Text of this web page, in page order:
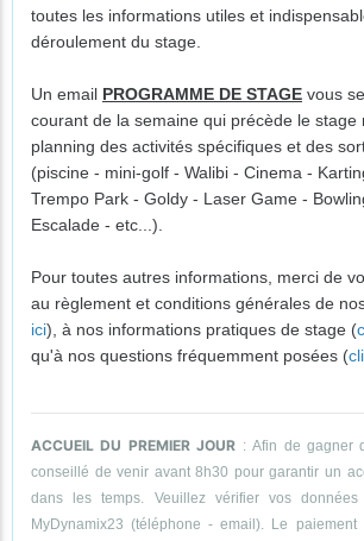
toutes les informations utiles et
déroulement du stage.
Un email PROGRAMME DE STAGE vous
courant de la semaine qui précède le stage
planning des activités spécifiques et des
(piscine - mini-golf - Walibi - Cinema -
Trempo Park - Goldy - Laser Game -
Escalade - etc...).
Pour toutes autres informations, merci de
au règlement et conditions générales de
ici), à nos informations pratiques de stage (
qu'à nos questions fréquemment posées (
ACCUEIL DU PREMIER JOUR : Afin de gagner
conseillé de venir avant 8h30 pour garantir un
dans les temps. Veuillez vérifier vos
MyDynamix23 (téléphone - email). Le